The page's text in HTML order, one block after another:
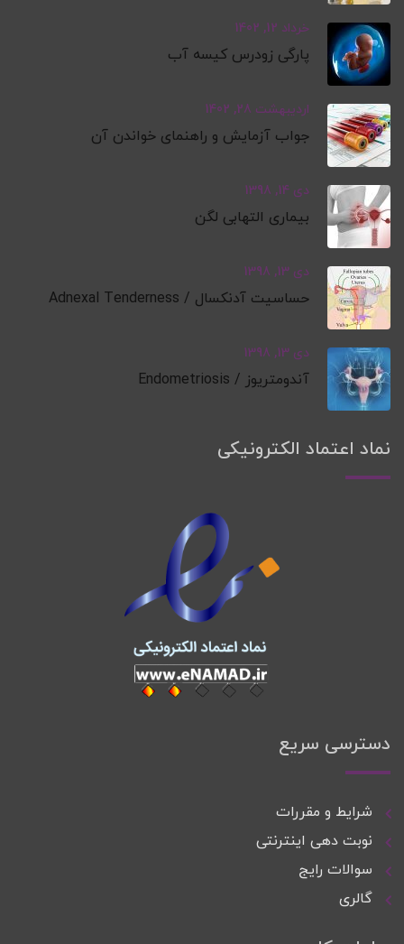
خرداد 12, 1402
پارگی زودرس کیسه آب
اردیبهشت 28, 1402
جواب آزمایش و راهنمای خواندن آن
دی 14, 1398
بیماری التهابی لگن
دی 13, 1398
حساسیت آدنکسال / Adnexal Tenderness
دی 13, 1398
آندومتریوز / Endometriosis
نماد اعتماد الکترونیکی
دسترسی سریع
شرایط و مقررات
نوبت دهی اینترنتی
سوالات رایج
گالری